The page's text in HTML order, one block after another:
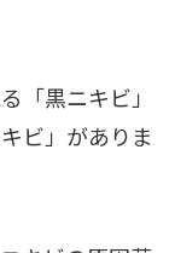
「黒ニキビ」
ビ」がありま